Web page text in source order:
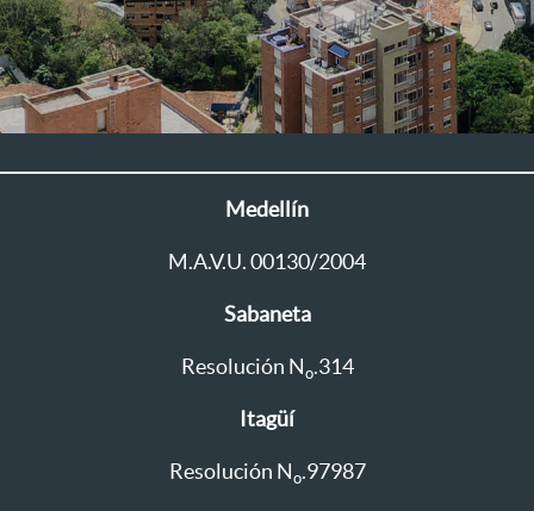
Medellín
M.A.V.U. 00130/2004
Sabaneta
Resolución N o.314
Itagüí
Resolución N o.97987